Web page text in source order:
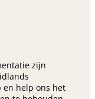
zijn
en help ons het